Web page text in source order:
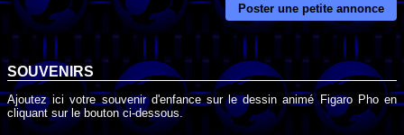
Poster une petite annonce
SOUVENIRS
Ajoutez ici votre souvenir d'enfance sur le dessin animé Figaro Pho en
cliquant sur le bouton ci-dessous.